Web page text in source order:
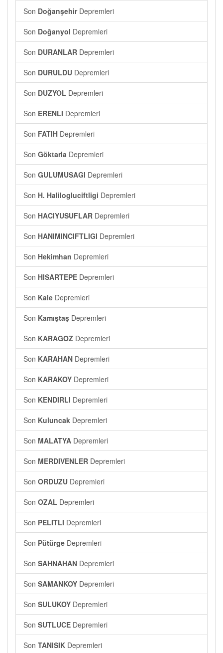
Son DoğanşehirDepremleri
Son Doğanyol Depremleri
Son DURANLAR Depremleri
Son DURULDU Depremleri
Son DUZYOL Depremleri
Son ERENLI Depremleri
Son FATIH Depremleri
Son Göktarla Depremleri
Son GULUMUSAGI Depremleri
Son H. Halilogluciftligi Depremleri
Son HACIYUSUFLAR Depremleri
Son HANIMINCIFTLIGI Depremleri
Son Hekimhan Depremleri
Son HISARTEPE Depremleri
Son Kale Depremleri
Son Kamıştaş Depremleri
Son KARAGOZ Depremleri
Son KARAHAN Depremleri
Son KARAKOY Depremleri
Son KENDIRLI Depremleri
Son Kuluncak Depremleri
Son MALATYA Depremleri
Son MERDIVENLER Depremleri
Son ORDUZU Depremleri
Son OZAL Depremleri
Son PELITLI Depremleri
Son Pütürge Depremleri
Son SAHNAHAN Depremleri
Son SAMANKOY Depremleri
Son SULUKOY Depremleri
Son SUTLUCE Depremleri
Son TANISIK Depremleri